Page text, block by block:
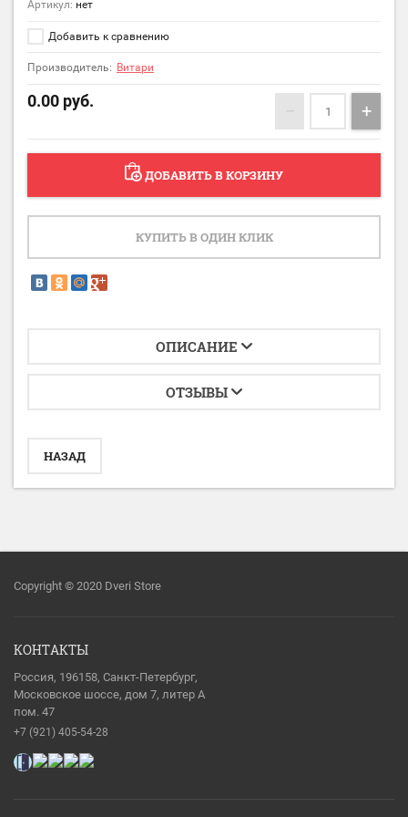
Артикул: нет
Добавить к сравнению
Производитель: Витари
0.00 руб. − +
ДОБАВИТЬ В КОРЗИНУ
КУПИТЬ В ОДИН КЛИК
ОПИСАНИЕ
ОТЗЫВЫ
НАЗАД
Copyright © 2020 Dveri Store
КОНТАКТЫ
Россия, 196158, Санкт-Петербург,
Московское шоссе, дом 7, литер А
пом. 47
+7 (921) 405-54-28